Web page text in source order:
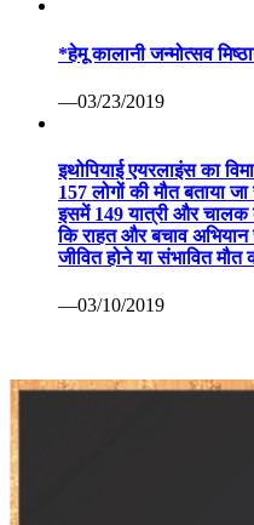
*हेमू कालानी जन्मोत्सव
—03/23/2019
इथोपियाई एयरलाइंस का
157 लोगों की मौत बताया
इसमें 149 यात्री और
कि राहत और बचाव
जीवित होने या संभावित मौत
—03/10/2019